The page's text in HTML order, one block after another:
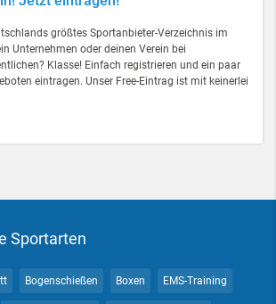
größtes Sportanbieter-Verzeichnis im
Unternehmen oder deinen Verein bei
Klasse! Einfach registrieren und ein paar
eintragen. Unser Free-Eintrag ist mit keinerlei
Sportarten
Bogenschießen Boxen EMS-Training